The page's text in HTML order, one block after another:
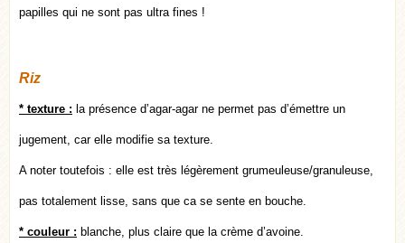
papilles qui ne sont pas ultra fines !
Riz
* texture : la présence d’agar-agar ne permet pas d’émettre un
jugement, car elle modifie sa texture.
A noter toutefois : elle est très légèrement grumeuleuse/granuleuse,
pas totalement lisse, sans que ca se sente en bouche.
* couleur : blanche, plus claire que la crème d’avoine.